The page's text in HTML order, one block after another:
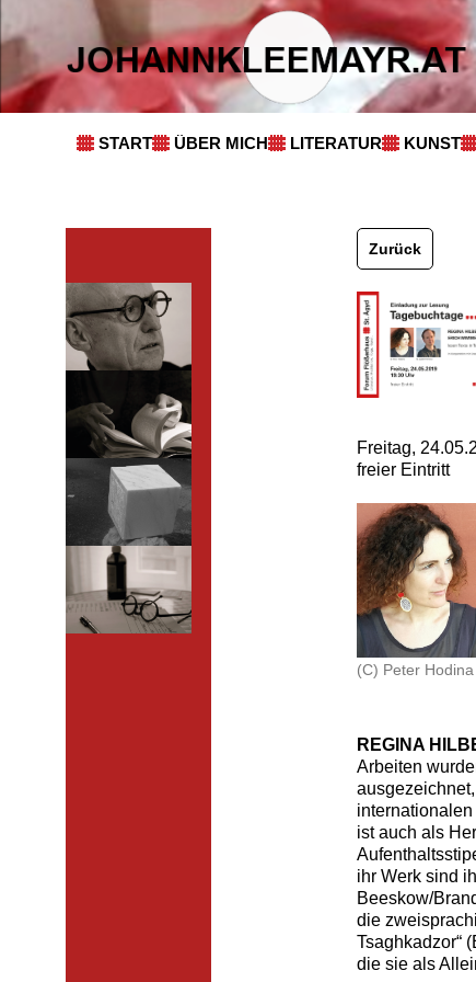
START ÜBER MICH LITERATUR KUNST
Zurück
Freitag,
freier Eintritt
(C) Peter Hodina
REGINA
Arbeiten
ist auch als
ihr Werk sind
Beeskow/
die
Tsaghkadzor“
die sie als